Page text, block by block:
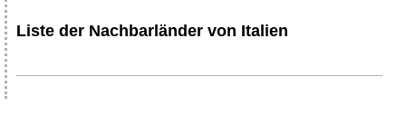
Liste der Nachbarländer von Italien